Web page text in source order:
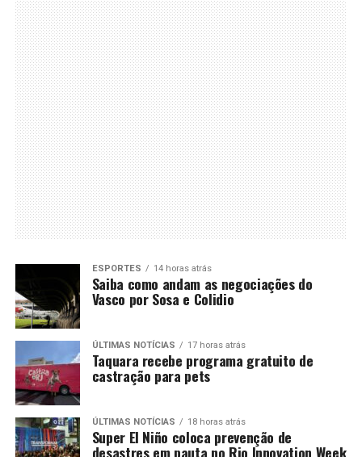
ESPORTES 14 horas atrás
Saiba como andam as negociações do
Vasco por Sosa e Colidio
ÚLTIMAS NOTÍCIAS 17 horas atrás
Taquara recebe programa gratuito de
castração para pets
ÚLTIMAS NOTÍCIAS 18 horas atrás
Super El Niño coloca prevenção de
desastres em pauta no Rio Innovation Week